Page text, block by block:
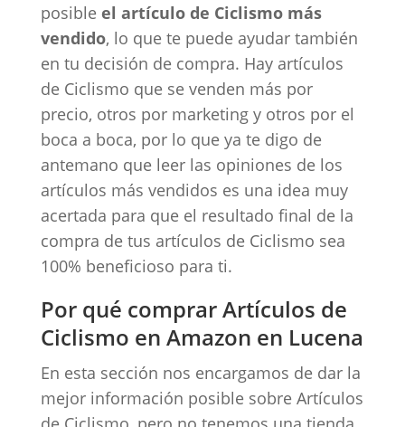
posible el artículo de Ciclismo más
vendido, lo que te puede ayudar también
en tu decisión de compra. Hay artículos
de Ciclismo que se venden más por
precio, otros por marketing y otros por el
boca a boca, por lo que ya te digo de
antemano que leer las opiniones de los
artículos más vendidos es una idea muy
acertada para que el resultado final de la
compra de tus artículos de Ciclismo sea
100% beneficioso para ti.
Por qué comprar Artículos de
Ciclismo en Amazon en Lucena
En esta sección nos encargamos de dar la
mejor información posible sobre Artículos